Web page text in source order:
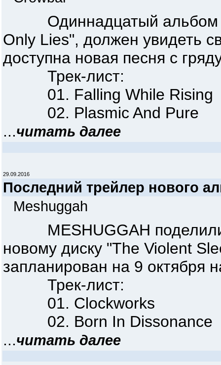
Одиннадцатый альбом
Only Lies", должен увидеть
доступна новая песня с
Трек-лист:
01. Falling While Rising
02. Plasmic And Pure
...читать далее
29.09.2016
Последний трейлер нового
Meshuggah
MESHUGGAH
новому диску "The Violent
запланирован на 9 октября
Трек-лист:
01. Clockworks
02. Born In Dissonance
...читать далее